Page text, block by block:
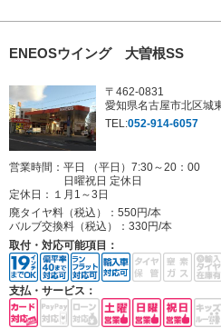
ENEOSウイング 大曽根SS
〒462-0831
愛知県名古屋市北区城
TEL:052-914-6057
営業時間：平日 （平日）7:30～20：00
日曜祝日 定休日
定休日： １月1～3日
廃タイヤ料（税込）： 550円/本
バルブ交換料（税込）： 330円/本
取付・対応可能項目：
支払・サービス：